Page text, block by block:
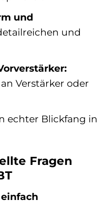
und
und
Verstärker oder
echter Blickfang in
Fragen